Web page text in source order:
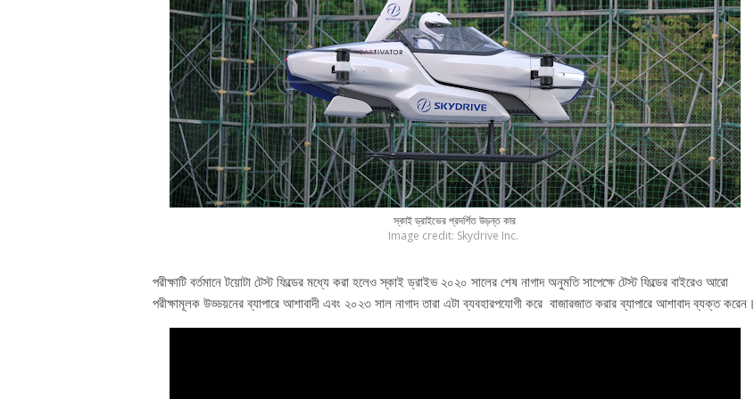
স্কাই ড্রাইভের প্রদর্শিত উড়ন্ত কার
Image credit: Skydrive Inc.
পরীক্ষাটি বর্তমানে টয়োটা টেস্ট ফিল্ডের মধ্যে করা হলেও স্কাই ড্রাইভ ২০২০ সালের শেষ নাগাদ অনুমতি সাপেক্ষে টেস্ট ফিল্ডের বাইরেও আরো
পরীক্ষামূলক উড্ডয়নের ব্যাপারে আশাবাদী এব‌ং ২০২৩ সাল নাগাদ তারা এটা ব্যবহারপযোগী করে বাজারজাত করার ব্যাপারে আশাবাদ ব্যক্ত করেন।